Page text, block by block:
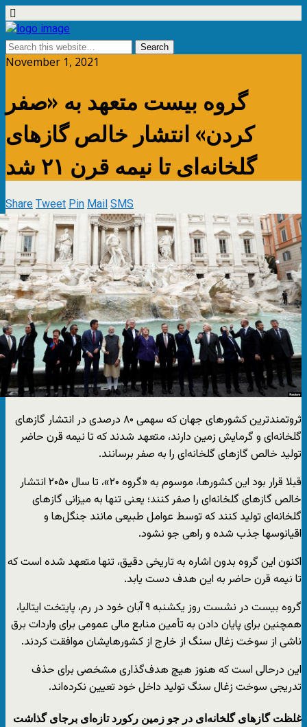
November 1, 2021
گروه بیست متعهد به «صفر
کردن» انتشار خالص گازهای
گلخانه‌ای تا نیمه قرن ۲۱ شد
ShareTweetPinMailSMS
ثروتمندترین کشورهای جهان که سهمی ۸۰ درصدی در انتشار گازهای
گلخانه‌ای و گرمایش زمین دارند، متعهد شدند که تا نیمه قرن حاضر
تولید خالص گازهای گلخانه‌ای را به صفر برسانند.
قبلا قرار بود این کشورها، موسوم به «گروه ۲۰»، تا سال ۲۰۵۰ انتشار
خالص گازهای گلخانه‌ای را صفر کنند؛ یعنی تنها به میزانی گازهای
گلخانه‌ای تولید کنند که توسط عوامل طبیعی مانند جنگل‌ها و
اقیانوسها جذب شده و راهی جو نشود.
اکنون این گروه بدون اشاره به تاریخی دقیق، تنها متعهد شده است که
تا نیمه قرن حاضر به این هدف دست یابد.
گروه بیست در نشست روز یکشنبه ۹ آبان‌ خود در رم، پایتخت ایتالیا،
همچنین برای پایان دادن به تأمین منابع مالی عمومی برای واردات برق
ناشی از سوخت زغال سنگ از خارج از کشورهایشان موافقت کردند.
این درحالی است که هنوز هیچ هدف‌گذاری مشخصی برای حذف
تدریجی سوخت زغال سنگ تولید داخل خود تعیین نکرده‌اند.
غلظت گازهای گلخانه‌ای در جو زمین رکورد تازه‌ای برجای گذاشت